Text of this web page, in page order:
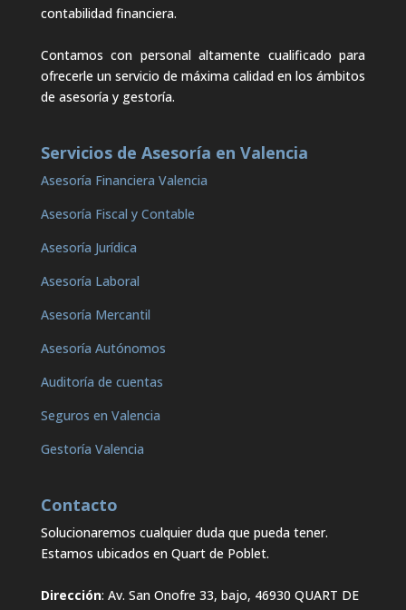
contabilidad financiera.
Contamos con personal altamente cualificado para
ofrecerle un servicio de máxima calidad en los ámbitos
de asesoría y gestoría.
Servicios de Asesoría en Valencia
Asesoría Financiera Valencia
Asesoría Fiscal y Contable
Asesoría Jurídica
Asesoría Laboral
Asesoría Mercantil
Asesoría Autónomos
Auditoría de cuentas
Seguros en Valencia
Gestoría Valencia
Contacto
Solucionaremos cualquier duda que pueda tener.
Estamos ubicados en Quart de Poblet.
Dirección: Av. San Onofre 33, bajo, 46930 QUART DE